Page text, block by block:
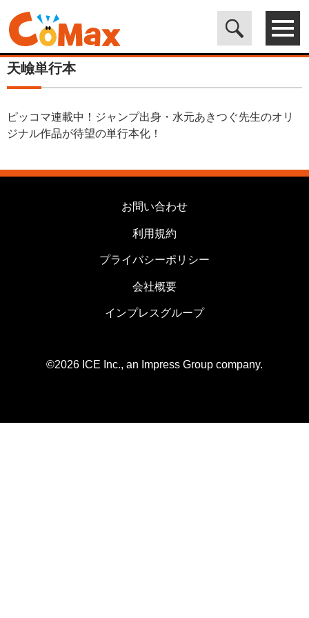
電子書籍マンガ CoMax(コマックス)公式サイト - 株式会社ICE>カ
テゴリは使用しません>天嶮単行本
天嶮単行本
ピッコマ連載中！ジャンプ出身・水元あきつぐ先生のオリ
ジナル作品が待望の単行本化！
お問い合わせ
利用規約
プライバシーポリシー
会社概要
インプレスグループ
©2026 ICE Inc., an Impress Group company.